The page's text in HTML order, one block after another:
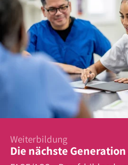
Weiterbildung
Die nächste